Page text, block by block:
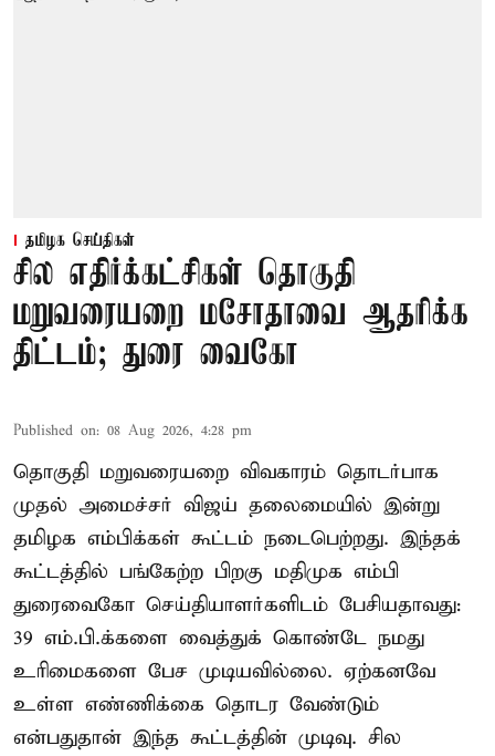
தமிழக செய்திகள்
சில எதிர்க்கட்சிகள் தொகுதி
மறுவரையறை மசோதாவை ஆதரிக்க
திட்டம்; துரை வைகோ
Published on: 08 Aug 2026, 4:28 pm
தொகுதி மறுவரையறை விவகாரம் தொடர்பாக
முதல் அமைச்சர் விஜய் தலைமையில் இன்று
தமிழக எம்பிக்கள் கூட்டம் நடைபெற்றது. இந்தக்
கூட்டத்தில் பங்கேற்ற பிறகு மதிமுக எம்பி
துரைவைகோ செய்தியாளர்களிடம் பேசியதாவது:
39 எம்.பி.க்களை வைத்துக் கொண்டே நமது
உரிமைகளை பேச முடியவில்லை. ஏற்கனவே
உள்ள எண்ணிக்கை தொடர வேண்டும்
என்பதுதான் இந்த கூட்டத்தின் முடிவு. சில